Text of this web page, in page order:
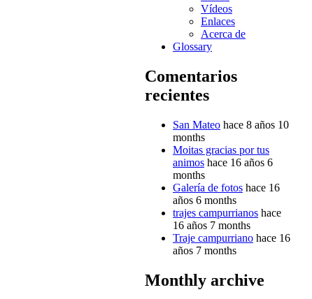
Vídeos
Enlaces
Acerca de
Glossary
Comentarios
recientes
San Mateo hace 8 años 10
months
Moitas gracias por tus
animos hace 16 años 6
months
Galería de fotos hace 16
años 6 months
trajes campurrianos hace
16 años 7 months
Traje campurriano hace 16
años 7 months
Monthly archive